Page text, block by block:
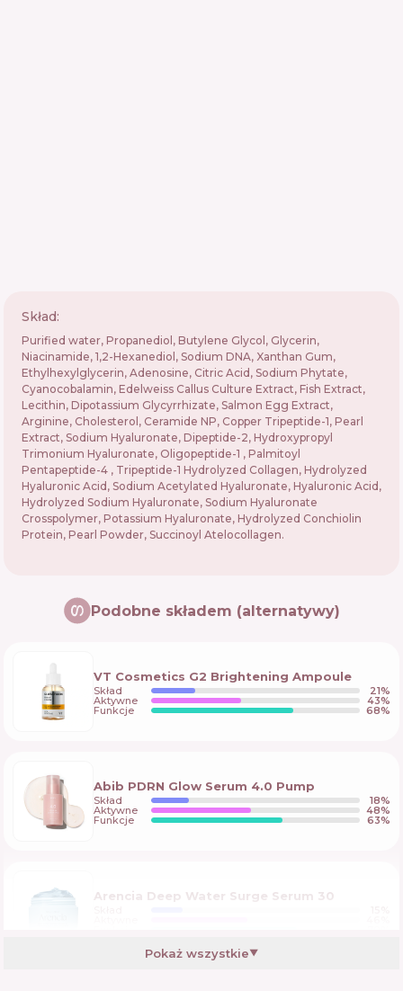
Skład:
Purified water, Propanediol, Butylene Glycol, Glycerin,
Niacinamide, 1,2-Hexanediol, Sodium DNA, Xanthan Gum,
Ethylhexylglycerin, Adenosine, Citric Acid, Sodium Phytate,
Cyanocobalamin, Edelweiss Callus Culture Extract, Fish Extract,
Lecithin, Dipotassium Glycyrrhizate, Salmon Egg Extract,
Arginine, Cholesterol, Ceramide NP, Copper Tripeptide-1, Pearl
Extract, Sodium Hyaluronate, Dipeptide-2, Hydroxypropyl
Trimonium Hyaluronate, Oligopeptide-1 , Palmitoyl
Pentapeptide-4 , Tripeptide-1 Hydrolyzed Collagen, Hydrolyzed
Hyaluronic Acid, Sodium Acetylated Hyaluronate, Hyaluronic Acid,
Hydrolyzed Sodium Hyaluronate, Sodium Hyaluronate
Crosspolymer, Potassium Hyaluronate, Hydrolyzed Conchiolin
Protein, Pearl Powder, Succinoyl Atelocollagen.
Podobne składem (alternatywy)
VT Cosmetics G2 Brightening Ampoule
Skład 21%
Aktywne 43%
Funkcje 68%
Abib PDRN Glow Serum 4.0 Pump
Skład 18%
Aktywne 48%
Funkcje 63%
Arencia Deep Water Surge Serum 30
Pokaż wszystkie▼